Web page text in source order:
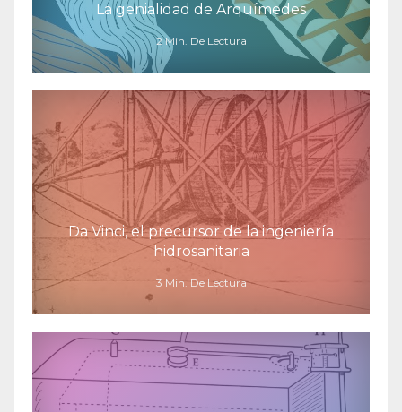
La genialidad de Arquímedes
2 Min. De Lectura
Da Vinci, el precursor de la ingeniería
hidrosanitaria
3 Min. De Lectura